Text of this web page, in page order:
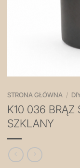
STRONA GŁÓWNA /
K10 036 BRĄZ
SZKLANY